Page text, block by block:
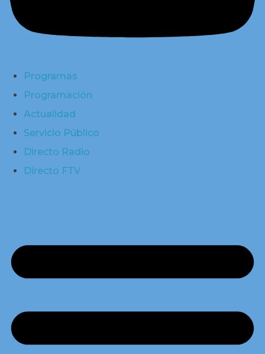
Programas
Programación
Actualidad
Servicio Público
Directo Radio
Directo FTV